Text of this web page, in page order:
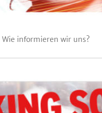
informieren wir uns?